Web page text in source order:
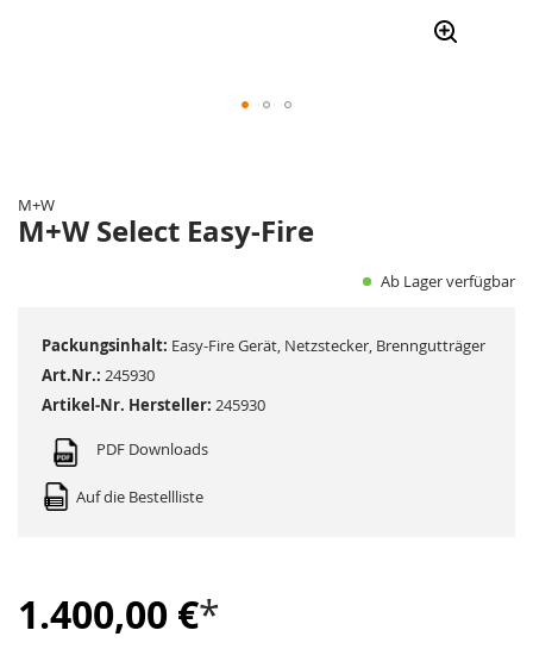
Bildergalerie
springen
M+W
M+W Select Easy-Fire
Ab Lager verfügbar
PDF Downloads
Art.Nr.: 245930
Auf die Bestellliste
Artikel-Nr. Hersteller: 245930
Packungsinhalt: Easy-Fire Gerät, Netzstecker, Brenngutträger
1.400,00 €*